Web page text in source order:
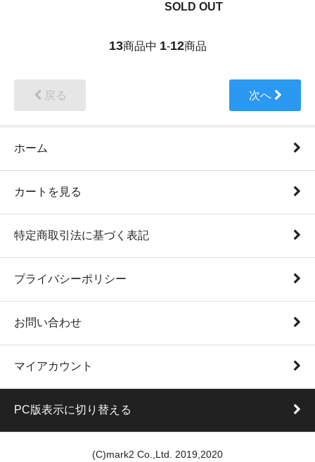
SOLD OUT
13商品中 1-12商品
戻る 次へ
ホーム
カートを見る
特定商取引法に基づく表記
プライバシーポリシー
お問い合わせ
マイアカウント
PC版表示に切り替える
(C)mark2 Co.,Ltd. 2019,2020